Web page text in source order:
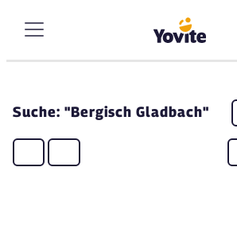
Suche: "Bergisch Gladbach"